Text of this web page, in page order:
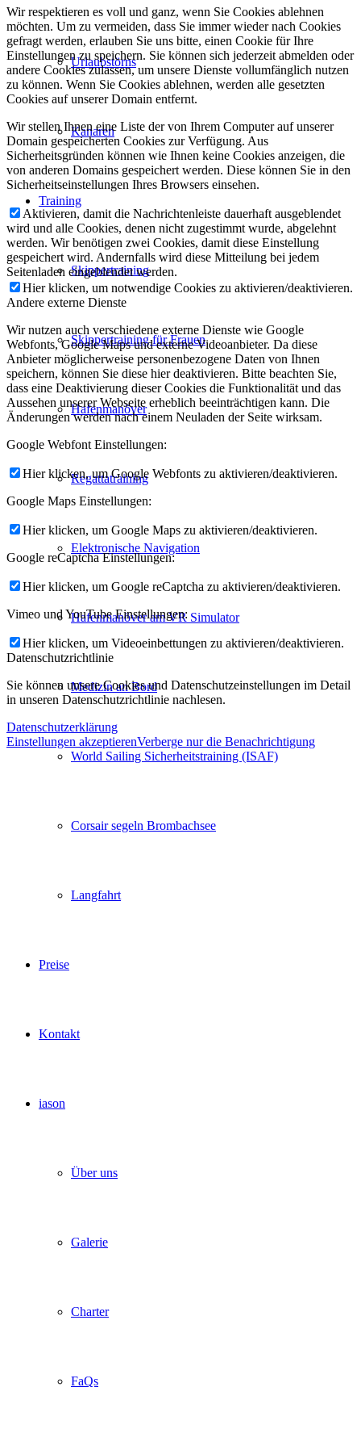
Urlaubstörns
Kanaren
Training
Skippertraining
Skippertraining für Frauen
Hafenmanöver
Regattatraining
Elektronische Navigation
Hafenmanöver am VR Simulator
Medizin an Bord
World Sailing Sicherheitstraining (ISAF)
Corsair segeln Brombachsee
Langfahrt
Preise
Kontakt
iason
Über uns
Galerie
Charter
FaQs
Wir respektieren es voll und ganz, wenn Sie Cookies ablehnen
möchten. Um zu vermeiden, dass Sie immer wieder nach Cookies
gefragt werden, erlauben Sie uns bitte, einen Cookie für Ihre
Einstellungen zu speichern. Sie können sich jederzeit abmelden oder
andere Cookies zulassen, um unsere Dienste vollumfänglich nutzen
zu können. Wenn Sie Cookies ablehnen, werden alle gesetzten
Cookies auf unserer Domain entfernt.
Wir stellen Ihnen eine Liste der von Ihrem Computer auf unserer
Domain gespeicherten Cookies zur Verfügung. Aus
Sicherheitsgründen können wie Ihnen keine Cookies anzeigen, die
von anderen Domains gespeichert werden. Diese können Sie in den
Sicherheitseinstellungen Ihres Browsers einsehen.
Aktivieren, damit die Nachrichtenleiste dauerhaft ausgeblendet
wird und alle Cookies, denen nicht zugestimmt wurde, abgelehnt
werden. Wir benötigen zwei Cookies, damit diese Einstellung
gespeichert wird. Andernfalls wird diese Mitteilung bei jedem
Seitenladen eingeblendet werden.
Hier klicken, um notwendige Cookies zu aktivieren/deaktivieren.
Andere externe Dienste
Wir nutzen auch verschiedene externe Dienste wie Google
Webfonts, Google Maps und externe Videoanbieter. Da diese
Anbieter möglicherweise personenbezogene Daten von Ihnen
speichern, können Sie diese hier deaktivieren. Bitte beachten Sie,
dass eine Deaktivierung dieser Cookies die Funktionalität und das
Aussehen unserer Webseite erheblich beeinträchtigen kann. Die
Änderungen werden nach einem Neuladen der Seite wirksam.
Google Webfont Einstellungen:
Hier klicken, um Google Webfonts zu aktivieren/deaktivieren.
Google Maps Einstellungen:
Hier klicken, um Google Maps zu aktivieren/deaktivieren.
Google reCaptcha Einstellungen:
Hier klicken, um Google reCaptcha zu aktivieren/deaktivieren.
Vimeo und YouTube Einstellungen:
Hier klicken, um Videoeinbettungen zu aktivieren/deaktivieren.
Datenschutzrichtlinie
Sie können unsere Cookies und Datenschutzeinstellungen im Detail
in unseren Datenschutzrichtlinie nachlesen.
Datenschutzerklärung
Einstellungen akzeptierenVerberge nur die Benachrichtigung